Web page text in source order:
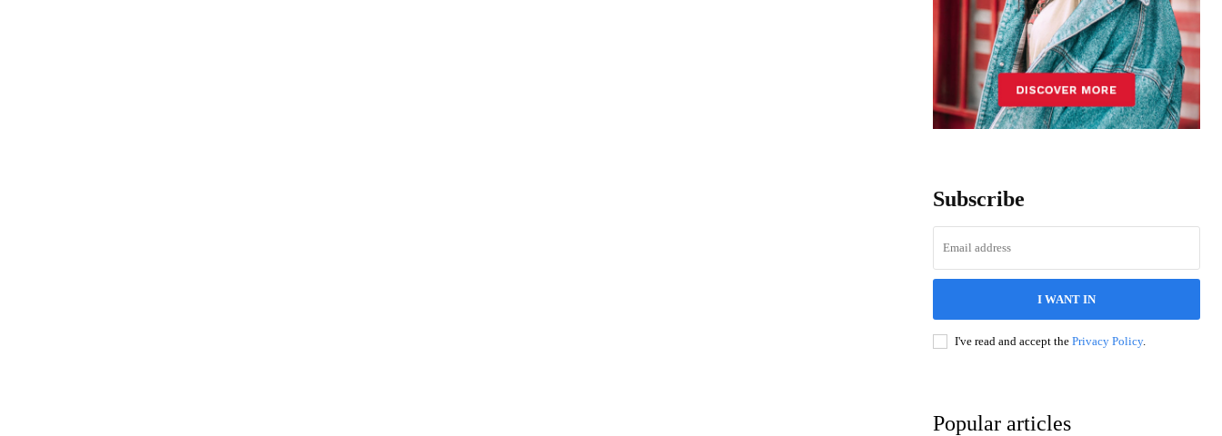
Subscribe
I WANT IN
I've read and accept the Privacy Policy.
Popular articles